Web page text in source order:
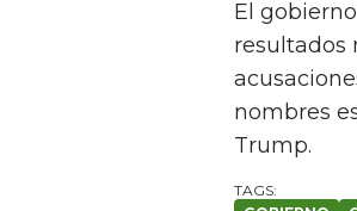
El
resultados
nombres
Trump.